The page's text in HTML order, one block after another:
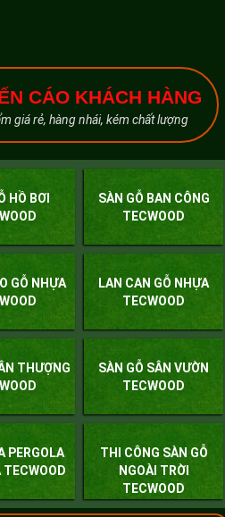
CÁO KHÁCH HÀNG
giá rẻ, hàng nhái, kém chất lượng
HỒ BƠI
SÀN GỖ BAN CÔNG
TECWOOD
GỖ NHỰA
LAN CAN GỖ NHỰA
TECWOOD
THƯỢNG
SÀN GỖ SÂN VƯỜN
TECWOOD
PERGOLA
TECWOOD
THI CÔNG SÀN GỖ
NGOÀI TRỜI
TECWOOD